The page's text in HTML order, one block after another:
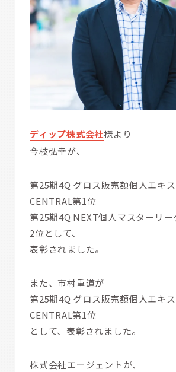
ディップ株式会社様より
今枝弘幸が、
第25期4Q グロス販売額個人エキ
CENTRAL第1位
第25期4Q NEXT個人マスターリー
2位として、
表彰されました。
また、市村重道が
第25期4Q グロス販売額個人エキ
CENTRAL第1位
として、表彰されました。
株式会社エージェントが、